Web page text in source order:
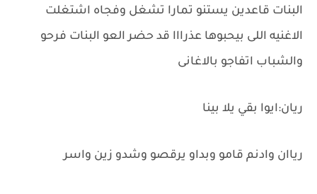
البنات قاعدين يستنو تمارا تشغل وفجاه اشتغلت
الاغنيه اللى بيحبوها عذرااا قد حضر العو البنات فرحو
والشباب اتفاجو بالاغانى
ريان:ايوا بقي يلا بينا
رياان وادنم قامو وبداو يرقصو وشدو زين واسر